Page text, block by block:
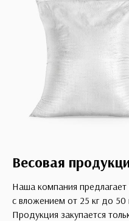
Весовая
Наша компания предлагает
с вложением от 25 кг до 50
Продукция закупается